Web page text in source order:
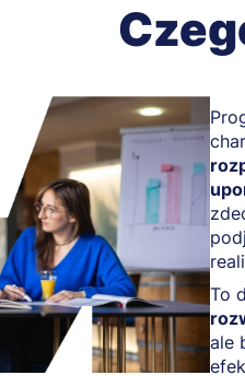
To
ale